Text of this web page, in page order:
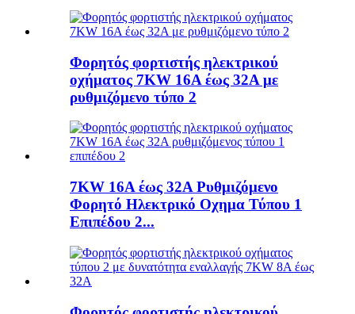
Φορητός φορτιστής ηλεκτρικού
οχήματος 7KW 16A έως 32A με
ρυθμιζόμενο τύπο 2
7KW 16A έως 32A Ρυθμιζόμενο
Φορητό Ηλεκτρικό Οχημα Τύπου 1
Επιπέδου 2...